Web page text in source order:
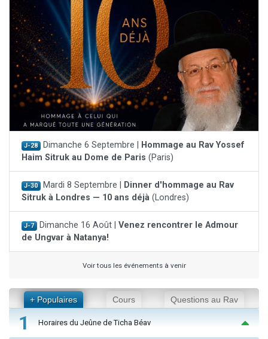
J-28 Dimanche 6 Septembre |
Hommage au Rav Yossef
Haim Sitruk au Dome de Paris (Paris)
J-30 Mardi 8 Septembre |
Dinner d'hommage au Rav
Sitruk à Londres — 10 ans déjà (Londres)
J-7 Dimanche 16 Août | Venez rencontrer le Admour
de Ungvar à Natanya!
Voir tous les événements à venir
+ Populaires Cours Questions au Rav
1 Horaires du Jeûne de Ticha Béav